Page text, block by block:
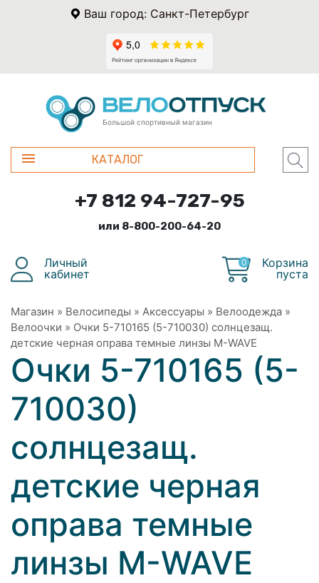
Ваш город: Санкт-Петербург
Большой спортивный магазин
КАТАЛОГ
+7 812 94-727-95
или 8-800-200-64-20
Личный
кабинет
0
Корзина
пуста
Магазин » Велосипеды » Аксессуары » Велоодежда »
Велоочки » Очки 5-710165 (5-710030) солнцезащ.
детские черная оправа темные линзы М-WAVE
Очки 5-710165 (5-
710030)
солнцезащ.
детские черная
оправа темные
линзы М-WAVE